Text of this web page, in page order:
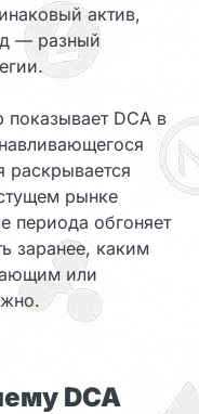
актив,
— разный
показывает DCA в
раскрывается
рынке
периода обгоняет
заранее, каким
или
DCA